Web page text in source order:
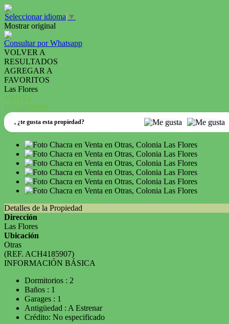
Seleccionar idioma ▼
Mostrar original
Consultar por Whatsapp
VOLVER A
RESULTADOS
AGREGAR A
FAVORITOS
Las Flores
VENTA
USD250.000
, ¿te gusta esta propiedad?
Detalles de la Propiedad
Dirección
Las Flores
Ubicación
Otras
(REF. ACH4185907)
INFORMACIÓN BÁSICA
Dormitorios : 2
Baños : 1
Garages : 1
Antigüedad : A Estrenar
Crédito: No especificado